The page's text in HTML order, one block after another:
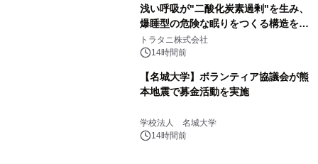
浅い呼吸が"二酸化炭素過剰"を生み、
爆睡型の危険な眠りをつくる構造を解
説
トラタニ株式会社
14時間前
【名城大学】ボランティア協議会が熊
本地震で募金活動を実施
学校法人 名城大学
14時間前